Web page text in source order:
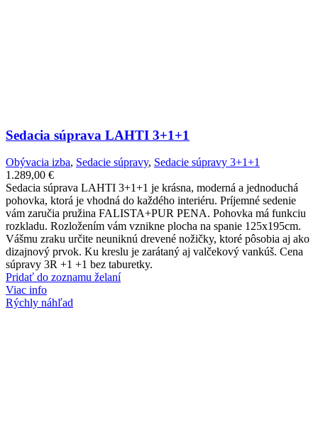
Sedacia súprava LAHTI 3+1+1
Obývacia izba, Sedacie súpravy, Sedacie súpravy 3+1+1
1.289,00 €
Sedacia súprava LAHTI 3+1+1 je krásna, moderná a jednoduchá
pohovka, ktorá je vhodná do každého interiéru. Príjemné sedenie
vám zaručia pružina FALISTA+PUR PENA. Pohovka má funkciu
rozkladu. Rozložením vám vznikne plocha na spanie 125x195cm.
Vášmu zraku určite neuniknú drevené nožičky, ktoré pôsobia aj ako
dizajnový prvok. Ku kreslu je zarátaný aj valčekový vankúš. Cena
súpravy 3R +1 +1 bez taburetky.
Pridať do zoznamu želaní
Viac info
Rýchly náhľad